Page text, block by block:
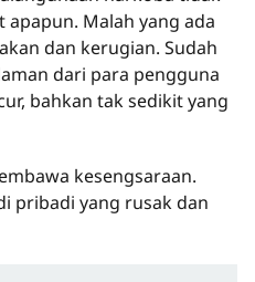
Malah yang ada
dan kerugian. Sudah
dari para pengguna
bahkan tak sedikit yang
kesengsaraan.
pribadi yang rusak dan